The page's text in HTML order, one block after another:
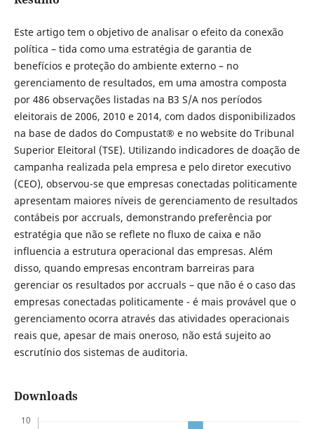
Este artigo tem o objetivo de analisar o efeito da conexão
política – tida como uma estratégia de garantia de
benefícios e proteção do ambiente externo – no
gerenciamento de resultados, em uma amostra composta
por 486 observações listadas na B3 S/A nos períodos
eleitorais de 2006, 2010 e 2014, com dados disponibilizados
na base de dados do Compustat® e no website do Tribunal
Superior Eleitoral (TSE). Utilizando indicadores de doação de
campanha realizada pela empresa e pelo diretor executivo
(CEO), observou-se que empresas conectadas politicamente
apresentam maiores níveis de gerenciamento de resultados
contábeis por accruals, demonstrando preferência por
estratégia que não se reflete no fluxo de caixa e não
influencia a estrutura operacional das empresas. Além
disso, quando empresas encontram barreiras para
gerenciar os resultados por accruals – que não é o caso das
empresas conectadas politicamente - é mais provável que o
gerenciamento ocorra através das atividades operacionais
reais que, apesar de mais oneroso, não está sujeito ao
escrutínio dos sistemas de auditoria.
Downloads